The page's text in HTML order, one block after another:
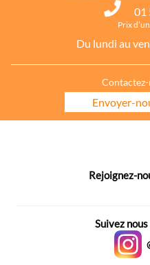
01
Prix
Du lundi au
Envoyer-
Rejoignez-
Suivez